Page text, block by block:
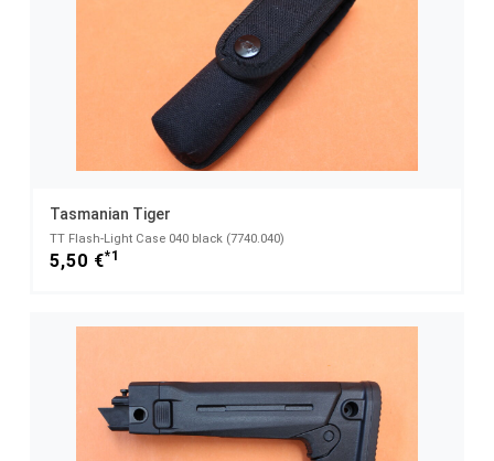
Tasmanian Tiger
TT Flash-Light Case 040 black (7740.040)
5,50 €*1